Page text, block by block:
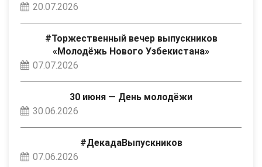
20.07.2026
#Торжественный вечер выпускников
«Молодёжь Нового Узбекистана»
07.07.2026
30 июня — День молодёжи
30.06.2026
#ДекадаВыпускников
07.06.2026